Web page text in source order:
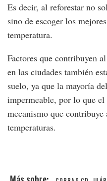
Es decir, al reforestar no
sino de escoger los
temperatura.
Factores que contribuyen
en las ciudades también
suelo, ya que la mayoría
impermeable, por lo que el
mecanismo que contribuye
temperaturas.